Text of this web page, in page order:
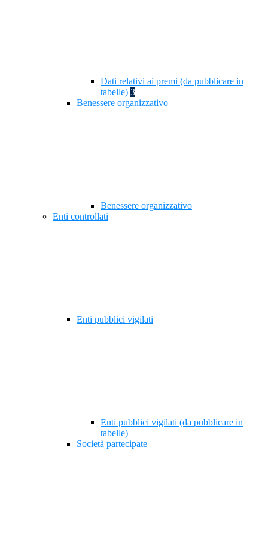
Dati relativi ai premi (da pubblicare in
tabelle) 3
Benessere organizzativo
Benessere organizzativo
Enti controllati
Enti pubblici vigilati
Enti pubblici vigilati (da pubblicare in
tabelle)
Società partecipate